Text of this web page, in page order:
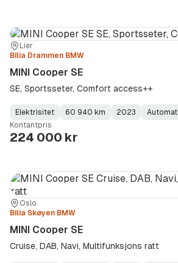
Sted:
Lier
Forhandler:
Bilia Drammen BMW
MINI Cooper SE
SE, Sportsseter, Comfort access++
Fuel
Type:
Elektrisitet
Kilometerstand:
60 940 km
Model
Year:
2023
Gearbox
Type:
Automat
Kontantpris
224 000 kr
Sted:
Oslo
Forhandler:
Bilia Skøyen BMW
MINI Cooper SE
Cruise, DAB, Navi, Multifunksjons ratt